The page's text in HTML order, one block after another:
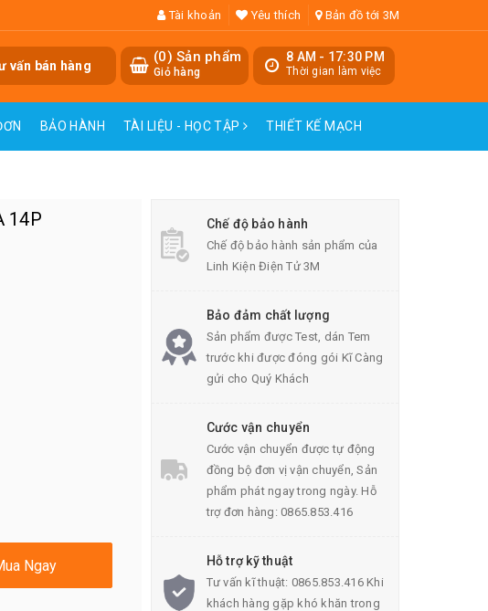
Tài khoản Yêu thích Bản đồ tới 3M
8 AM - 17:30 PM
Thời gian làm việc
(0) Sản phẩm
Giỏ hàng
vấn bán hàng
BẢO HÀNH TÀI LIỆU - HỌC TẬP THIẾT KẾ MẠCH
14P
Ngay
Chế độ bảo hành
Chế độ bảo hành sản phẩm của
Linh Kiện Điện Tử 3M
Bảo đảm chất lượng
Sản phẩm được Test, dán Tem
trước khi được đóng gói Kĩ Càng
gửi cho Quý Khách
Cước vận chuyển
Cước vận chuyển được tự động
đồng bộ đơn vị vận chuyển, Sản
phẩm phát ngay trong ngày. Hỗ
trợ đơn hàng: 0865.853.416
Hỗ trợ kỹ thuật
Tư vấn kĩ thuật: 0865.853.416 Khi
khách hàng gặp khó khăn trong